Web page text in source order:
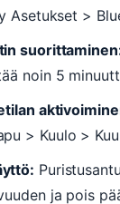
Asetukset >
noin 5
> Kuulo >
ja pois